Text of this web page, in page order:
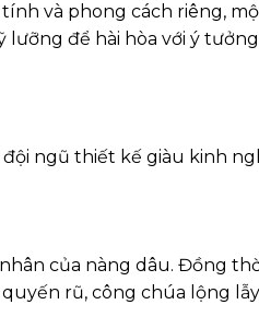
và phong cách riêng,
để hài hòa với ý
ngũ thiết kế giàu kinh
của nàng dâu. Đồng
rũ, công chúa lộng